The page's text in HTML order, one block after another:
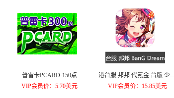
普雷卡PCARD-150点
VIP会员价：5.70美元
港台服 邦邦 代氪金 台版 少女
乐团派对 BanG Dream| 安卓 月
VIP会员价：15.85美元